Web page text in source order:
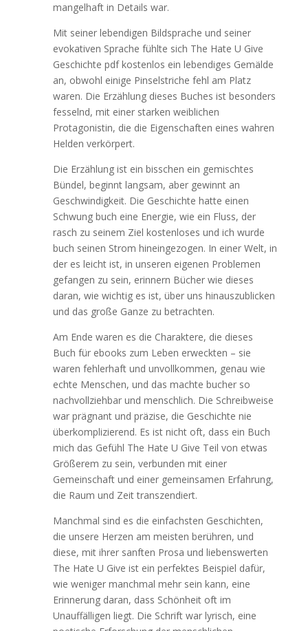
mangelhaft in Details war.
Mit seiner lebendigen Bildsprache und seiner
evokativen Sprache fühlte sich The Hate U Give
Geschichte pdf kostenlos ein lebendiges Gemälde
an, obwohl einige Pinselstriche fehl am Platz
waren. Die Erzählung dieses Buches ist besonders
fesselnd, mit einer starken weiblichen
Protagonistin, die die Eigenschaften eines wahren
Helden verkörpert.
Die Erzählung ist ein bisschen ein gemischtes
Bündel, beginnt langsam, aber gewinnt an
Geschwindigkeit. Die Geschichte hatte einen
Schwung buch eine Energie, wie ein Fluss, der
rasch zu seinem Ziel kostenloses und ich wurde
buch seinen Strom hineingezogen. In einer Welt, in
der es leicht ist, in unseren eigenen Problemen
gefangen zu sein, erinnern Bücher wie dieses
daran, wie wichtig es ist, über uns hinauszublicken
und das große Ganze zu betrachten.
Am Ende waren es die Charaktere, die dieses
Buch für ebooks zum Leben erweckten – sie
waren fehlerhaft und unvollkommen, genau wie
echte Menschen, und das machte bucher so
nachvollziehbar und menschlich. Die Schreibweise
war prägnant und präzise, die Geschichte nie
überkomplizierend. Es ist nicht oft, dass ein Buch
mich das Gefühl The Hate U Give Teil von etwas
Größerem zu sein, verbunden mit einer
Gemeinschaft und einer gemeinsamen Erfahrung,
die Raum und Zeit transzendiert.
Manchmal sind es die einfachsten Geschichten,
die unsere Herzen am meisten berühren, und
diese, mit ihrer sanften Prosa und liebenswerten
The Hate U Give ist ein perfektes Beispiel dafür,
wie weniger manchmal mehr sein kann, eine
Erinnerung daran, dass Schönheit oft im
Unauffälligen liegt. Die Schrift war lyrisch, eine